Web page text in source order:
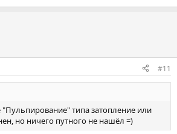
#11
"Пульпирование" типа затопление или
но ничего путного не нашёл =)